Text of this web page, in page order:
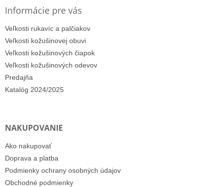
Informácie pre vás
Veľkosti rukavíc a palčiakov
Veľkosti kožušinovej obuvi
Veľkosti kožušinových čiapok
Veľkosti kožušinových odevov
Predajňa
Katalóg 2024/2025
NAKUPOVANIE
Ako nakupovať
Doprava a platba
Podmienky ochrany osobných údajov
Obchodné podmienky